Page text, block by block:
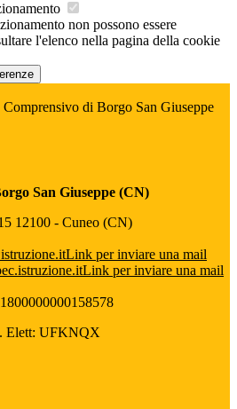
non possono essere
l'elenco nella pagina della cookie
di Borgo San Giuseppe
San Giuseppe (CN)
12100 - Cuneo (CN)
Link per inviare una mail
Link per inviare una mail
Elett: UFKNQX